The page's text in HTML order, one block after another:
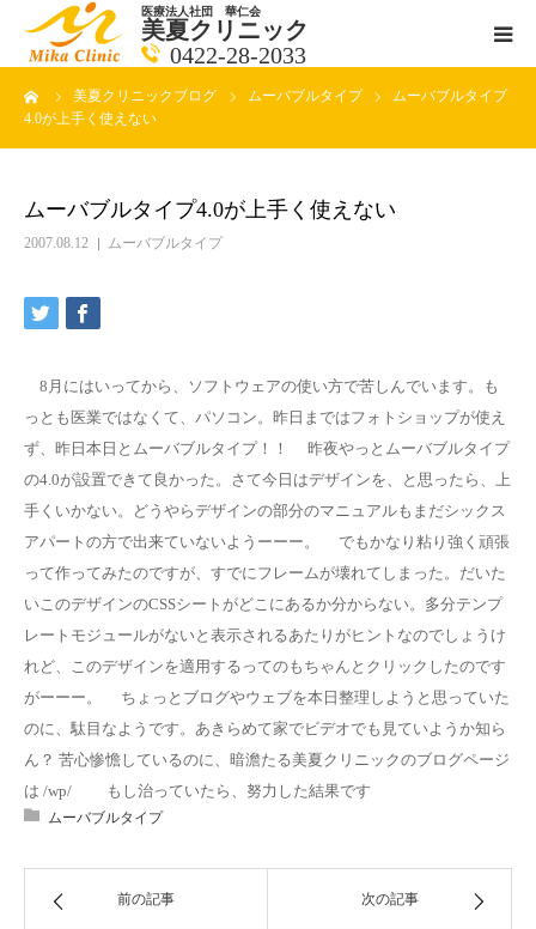
医療法人社団 華仁会
美夏クリニック
0422-28-2033
美夏クリニックブログ ムーバブルタイプ
ムーバブルタイプ
4.0が上手く使えない
ムーバブルタイプ4.0が上手く使えない
2007.08.12 ムーバブルタイプ
8月にはいってから、ソフトウェアの使い方で苦しんでいます。も
っとも医業ではなくて、パソコン。昨日まではフォトショップが使え
ず、昨日本日とムーバブルタイプ！！ 昨夜やっとムーバブルタイプ
の4.0が設置できて良かった。さて今日はデザインを、と思ったら、上
手くいかない。どうやらデザインの部分のマニュアルもまだシックス
アパートの方で出来ていないようーーー。 でもかなり粘り強く頑張
って作ってみたのですが、すでにフレームが壊れてしまった。だいた
いこのデザインのCSSシートがどこにあるか分からない。多分テンプ
レートモジュールがないと表示されるあたりがヒントなのでしょうけ
れど、このデザインを適用するってのもちゃんとクリックしたのです
がーーー。 ちょっとブログやウェブを本日整理しようと思っていた
のに、駄目なようです。あきらめて家でビデオでも見ていようか知ら
ん？ 苦心惨憺しているのに、暗澹たる美夏クリニックのブログページ
は /wp/
もし治っていたら、努力した結果です
ムーバブルタイプ
前の記事 次の記事
医師紹介
クリニックの紹介
アクセス
ブログ一覧ページ
料金一覧 new